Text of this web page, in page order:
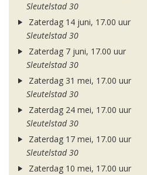
Sleutelstad 30
Zaterdag 14 juni, 17.00 uur
Sleutelstad 30
Zaterdag 7 juni, 17.00 uur
Sleutelstad 30
Zaterdag 31 mei, 17.00 uur
Sleutelstad 30
Zaterdag 24 mei, 17.00 uur
Sleutelstad 30
Zaterdag 17 mei, 17.00 uur
Sleutelstad 30
Zaterdag 10 mei, 17.00 uur